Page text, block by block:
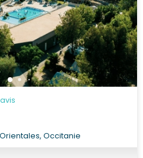
Occitanie